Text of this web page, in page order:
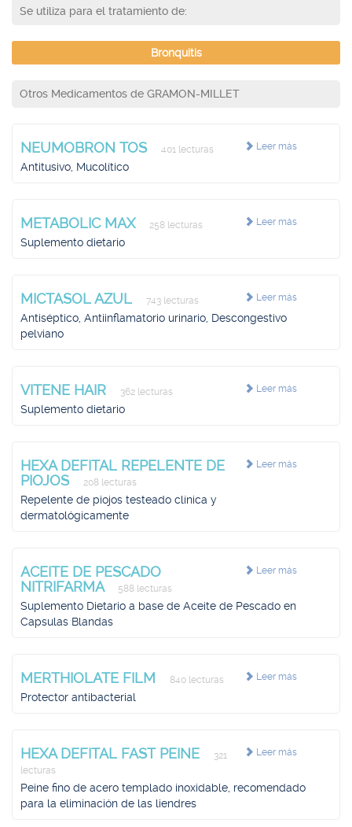
Se utiliza para el tratamiento de:
Bronquitis
Otros Medicamentos de GRAMON-MILLET
Leer más
NEUMOBRON TOS 401 lecturas
Antitusivo, Mucolítico
Leer más
METABOLIC MAX 258 lecturas
Suplemento dietario
Leer más
MICTASOL AZUL 743 lecturas
Antiséptico, Antiinflamatorio urinario, Descongestivo
pelviano
Leer más
VITENE HAIR 362 lecturas
Suplemento dietario
Leer más
HEXA DEFITAL REPELENTE DE
PIOJOS
208 lecturas
Repelente de piojos testeado clínica y
dermatológicamente
Leer más
ACEITE DE PESCADO
NITRIFARMA
588 lecturas
Suplemento Dietario a base de Aceite de Pescado en
Capsulas Blandas
Leer más
MERTHIOLATE FILM 840 lecturas
Protector antibacterial
Leer más
HEXA DEFITAL FAST PEINE
321
lecturas
Peine fino de acero templado inoxidable, recomendado
para la eliminación de las liendres